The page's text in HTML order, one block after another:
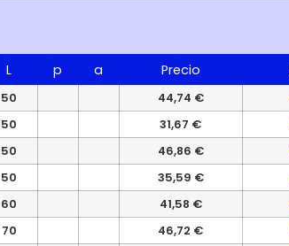
L p a Precio
50 44,74 €
50 31,67 €
50 46,86 €
50 35,59 €
60 41,58 €
70 46,72 €